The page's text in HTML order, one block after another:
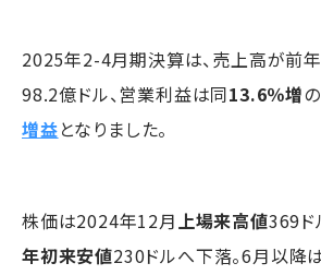
2025年2-4月期決算は、売上高が前
98.2億ドル、営業利益は同13.6％増
増益となりました。
株価は2024年12月 上場来高値369ド
年初来安値230ドルへ下落。6月以降